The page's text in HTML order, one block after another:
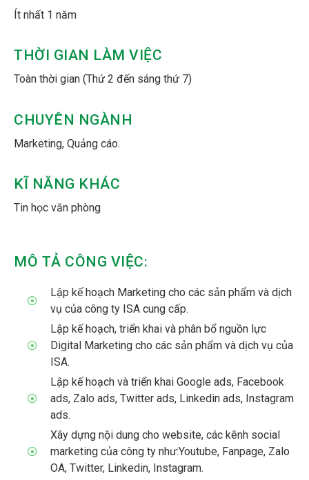
Ít nhất 1 năm
THỜI GIAN LÀM VIỆC
Toàn thời gian (Thứ 2 đến sáng thứ 7)
CHUYÊN NGÀNH
Marketing, Quảng cáo.
KĨ NĂNG KHÁC
Tin học văn phòng
MÔ TẢ CÔNG VIỆC:
Lập kế hoạch Marketing cho các sản phẩm và dịch
vụ của công ty ISA cung cấp.
Lập kế hoạch, triển khai và phân bổ nguồn lực
Digital Marketing cho các sản phẩm và dịch vụ của
ISA.
Lập kế hoạch và triển khai Google ads, Facebook
ads, Zalo ads, Twitter ads, Linkedin ads, Instagram
ads.
Xây dựng nội dung cho website, các kênh social
marketing của công ty như:Youtube, Fanpage, Zalo
OA, Twitter, Linkedin, Instagram.